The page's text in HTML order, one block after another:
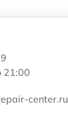
21:00
center.ru